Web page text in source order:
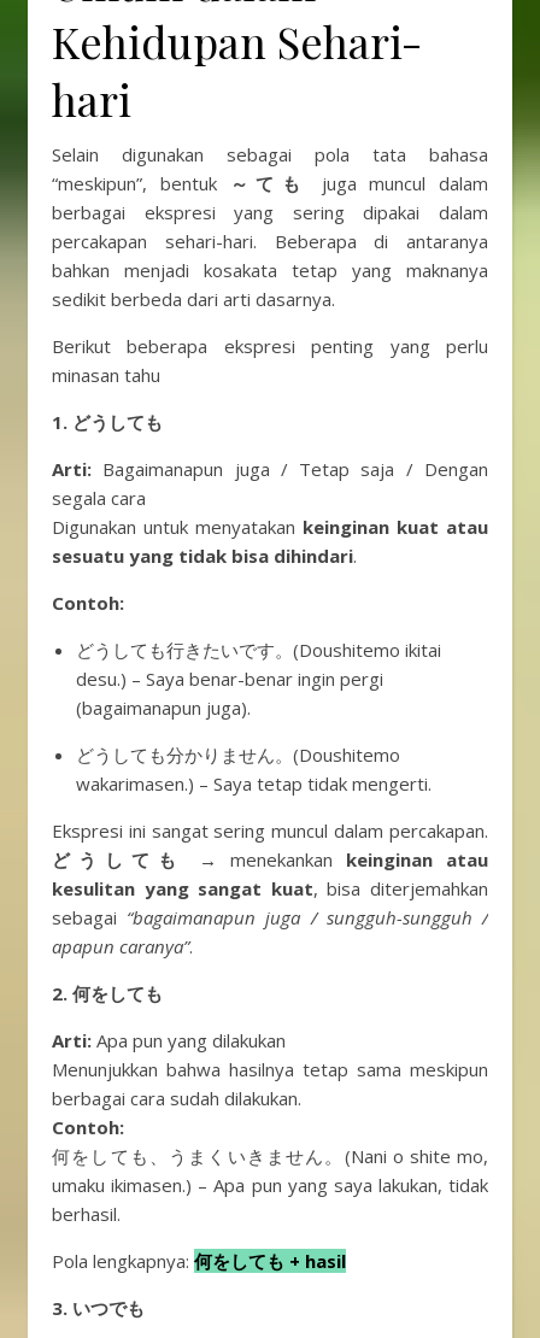
Kehidupan Sehari-
hari
Selain digunakan sebagai pola tata bahasa
“meskipun”, bentuk
～ても
juga muncul dalam
berbagai ekspresi yang sering dipakai dalam
percakapan sehari-hari. Beberapa di antaranya
bahkan menjadi kosakata tetap yang maknanya
sedikit berbeda dari arti dasarnya.
Berikut beberapa ekspresi penting yang perlu
minasan tahu
1. どうしても
Arti: Bagaimanapun juga / Tetap saja / Dengan
segala cara
Digunakan untuk menyatakan keinginan kuat atau
sesuatu yang tidak bisa dihindari.
Contoh:
どうしても行きたいです。(Doushitemo ikitai
desu.) – Saya benar-benar ingin pergi
(bagaimanapun juga).
どうしても分かりません。(Doushitemo
wakarimasen.) – Saya tetap tidak mengerti.
Ekspresi ini sangat sering muncul dalam percakapan.
どうしても
→ menekankan keinginan atau
kesulitan yang sangat kuat, bisa diterjemahkan
sebagai “bagaimanapun juga / sungguh-sungguh /
apapun caranya”.
2. 何をしても
Arti: Apa pun yang dilakukan
Menunjukkan bahwa hasilnya tetap sama meskipun
berbagai cara sudah dilakukan.
Contoh:
何をしても、うまくいきません。(Nani o shite mo,
umaku ikimasen.) – Apa pun yang saya lakukan, tidak
berhasil.
Pola lengkapnya: 何をしても + hasil
3. いつでも